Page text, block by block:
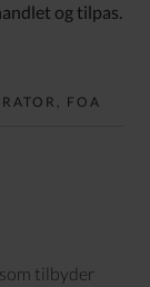
og tilpas.
FOA
tilbyder